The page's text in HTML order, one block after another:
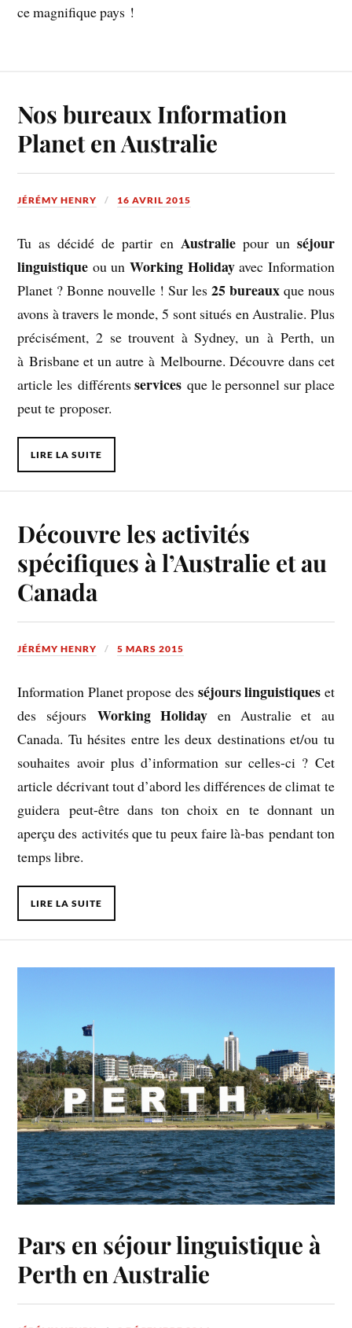
ce magnifique pays !
Nos bureaux Information
Planet en Australie
JÉRÉMY HENRY 16 AVRIL 2015
Tu as décidé de partir en Australiepour un séjour
linguistique ou un Working Holidayavec Information
Planet ? Bonne nouvelle ! Sur les 25 bureauxque nous
avons à travers le monde, 5 sont situés en Australie. Plus
précisément, 2 se trouvent à Sydney, un à Perth, un
à Brisbane et un autre à Melbourne. Découvre dans cet
article les différentsservices que le personnel sur place
peut te proposer.
LIRE LA SUITE
Découvre les activités
spécifiques à l’Australie et au
Canada
JÉRÉMY HENRY 5 MARS 2015
Information Planet propose des séjours linguistiques et
des séjoursWorking Holiday en Australie et au
Canada. Tu hésites entre les deux destinations et/ou tu
souhaites avoir plus d’information sur celles-ci ? Cet
article décrivant tout d’abord les différences de climat te
guidera peut-être dans ton choix en te donnant un
aperçu des activités que tu peux faire là-bas pendant ton
temps libre.
LIRE LA SUITE
Pars en séjour linguistique à
Perth en Australie